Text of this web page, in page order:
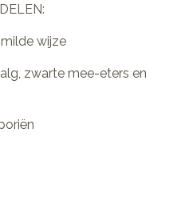
wijze
zwarte mee-eters en